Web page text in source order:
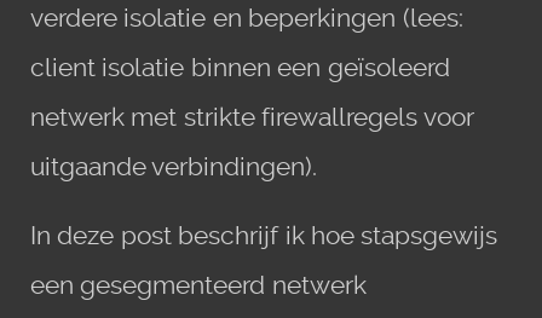
verdere isolatie en beperkingen (lees:
client isolatie binnen een geïsoleerd
netwerk met strikte firewallregels voor
uitgaande verbindingen).
In deze post beschrijf ik hoe stapsgewijs
een gesegmenteerd netwerk